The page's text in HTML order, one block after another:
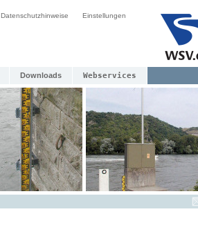
Datenschutzhinweise Einstellungen
Downloads Webservices